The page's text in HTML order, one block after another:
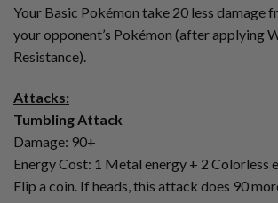
Your Basic Pokémon take 20 less damage
your opponent’s Pokémon (after applying
Resistance).
Attacks:
Tumbling Attack
Damage: 90+
Energy Cost: 1 Metal energy + 2 Colorless
Flip a coin. If heads, this attack does 90